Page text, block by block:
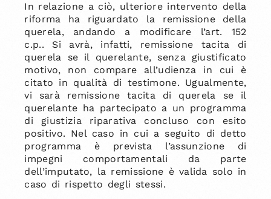
In relazione a ciò, ulteriore intervento della
riforma ha riguardato la remissione della
querela, andando a modificare l’art. 152
c.p.. Si avrà, infatti, remissione tacita di
querela se il querelante, senza giustificato
motivo, non compare all’udienza in cui è
citato in qualità di testimone. Ugualmente,
vi sarà remissione tacita di querela se il
querelante ha partecipato a un programma
di giustizia riparativa concluso con esito
positivo. Nel caso in cui a seguito di detto
programma è prevista l’assunzione di
impegni comportamentali da parte
dell’imputato, la remissione è valida solo in
caso di rispetto degli stessi.